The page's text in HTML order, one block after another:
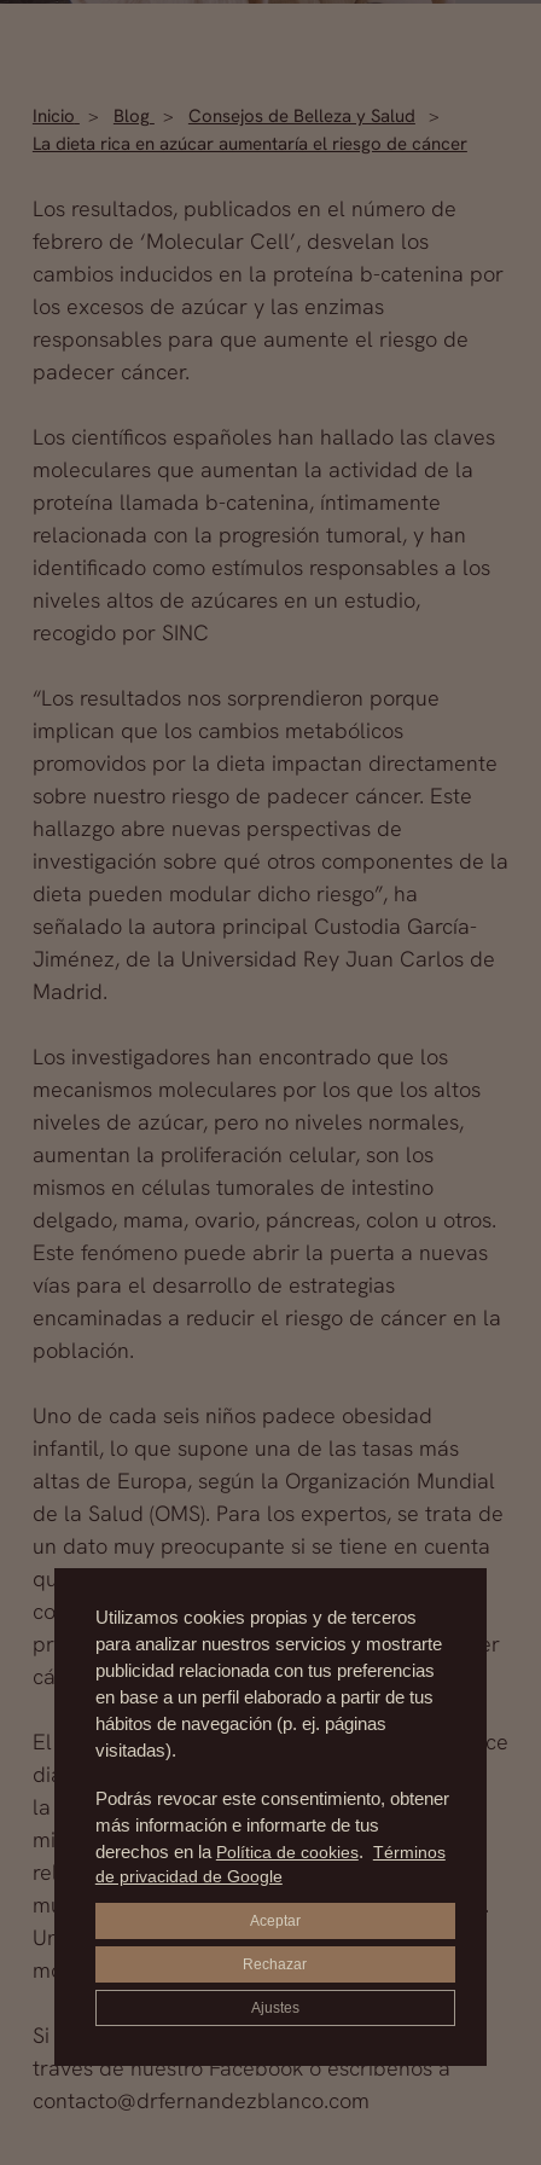
Inicio Blog
Consejos de Belleza y Salud
La dieta rica en azúcar aumentaría el riesgo de cáncer
Los resultados, publicados en el número de
febrero de ‘Molecular Cell’, desvelan los
cambios inducidos en la proteína b-catenina por
los excesos de azúcar y las enzimas
responsables para que aumente el riesgo de
padecer cáncer.
Los científicos españoles han hallado las claves
moleculares que aumentan la actividad de la
proteína llamada b-catenina, íntimamente
relacionada con la progresión tumoral, y han
identificado como estímulos responsables a los
niveles altos de azúcares en un estudio,
recogido por SINC
“Los resultados nos sorprendieron porque
implican que los cambios metabólicos
promovidos por la dieta impactan directamente
sobre nuestro riesgo de padecer cáncer. Este
hallazgo abre nuevas perspectivas de
investigación sobre qué otros componentes de la
dieta pueden modular dicho riesgo”, ha
señalado la autora principal Custodia García-
Jiménez, de la Universidad Rey Juan Carlos de
Madrid.
Los investigadores han encontrado que los
mecanismos moleculares por los que los altos
niveles de azúcar, pero no niveles normales,
aumentan la proliferación celular, son los
mismos en células tumorales de intestino
delgado, mama, ovario, páncreas, colon u otros.
Este fenómeno puede abrir la puerta a nuevas
vías para el desarrollo de estrategias
encaminadas a reducir el riesgo de cáncer en la
población.
Uno de cada seis niños padece obesidad
infantil, lo que supone una de las tasas más
altas de Europa, según la Organización Mundial
de la Salud (OMS). Para los expertos, se trata de
un dato muy preocupante si se tiene en cuenta
que la obesidad conlleva muchas otras
complicaciones de salud además de una
predisposición a la diabetes y ambas a padecer
cáncer.
El 7 por ciento de la población española padece
diabetes. Se atribuyen dos muertes por hora a
la diabetes y un coste en 2010 de 23.050
millones de euros. Se estima que las muertes
relacionadas con obesidad y diabetes se
multiplicarán por más de dos entre 2008-2030.
Uno de cada tres cánceres podrían prevenirse
modificando la dieta y estilo de vida.
Si deseas saber más contacta con nosotros a
traves de nuestro Facebook o escríbenos a
contacto@drfernandezblanco.com
Utilizamos cookies propias y de terceros
para analizar nuestros servicios y mostrarte
publicidad relacionada con tus preferencias
en base a un perfil elaborado a partir de tus
hábitos de navegación (p. ej. páginas
visitadas).
Podrás revocar este consentimiento, obtener
más información e informarte de tus
derechos en la Política de cookies. Términos
de privacidad de Google
Aceptar
Rechazar
Ajustes